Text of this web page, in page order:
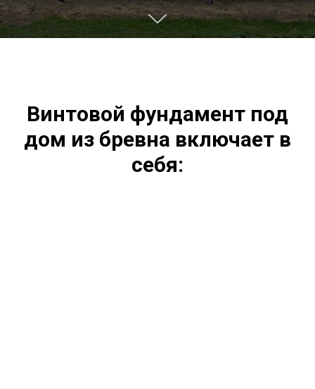
Винтовой фундамент под
дом из бревна включает в
себя: